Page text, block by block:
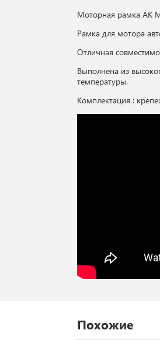
Моторная рамка AK
Рамка для мотора
Отличная
Выполнена из
температуры.
Комплектация :
Похожие